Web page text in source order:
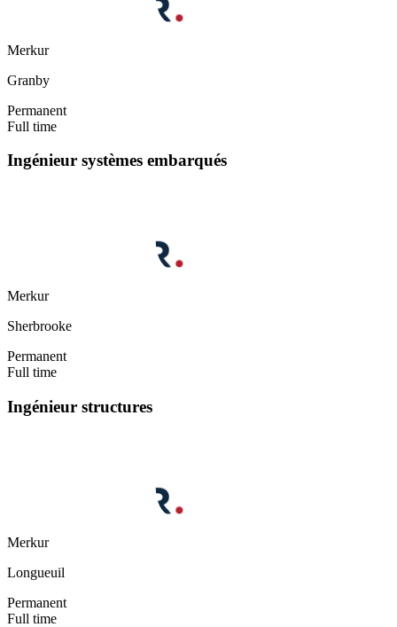
Merkur
Granby
Permanent
Full time
Ingénieur systèmes embarqués
Merkur
Sherbrooke
Permanent
Full time
Ingénieur structures
Merkur
Longueuil
Permanent
Full time